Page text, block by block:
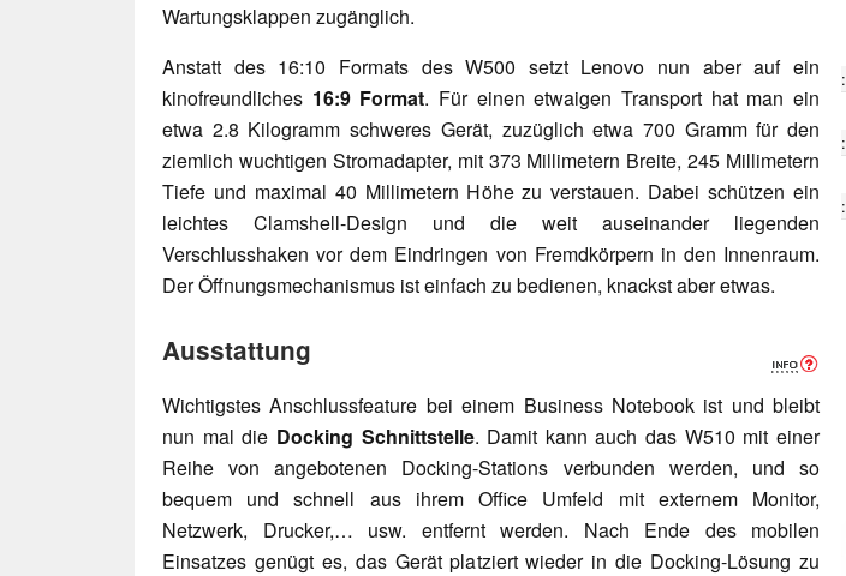
Wartungsklappen zugänglich.
Anstatt des 16:10 Formats des W500 setzt Lenovo nun aber auf ein
kinofreundliches 16:9 Format. Für einen etwaigen Transport hat man ein
etwa 2.8 Kilogramm schweres Gerät, zuzüglich etwa 700 Gramm für den
ziemlich wuchtigen Stromadapter, mit 373 Millimetern Breite, 245 Millimetern
Tiefe und maximal 40 Millimetern Höhe zu verstauen. Dabei schützen ein
leichtes Clamshell-Design und die weit auseinander liegenden
Verschlusshaken vor dem Eindringen von Fremdkörpern in den Innenraum.
Der Öffnungsmechanismus ist einfach zu bedienen, knackst aber etwas.
Ausstattung
Wichtigstes Anschlussfeature bei einem Business Notebook ist und bleibt
nun mal die Docking Schnittstelle. Damit kann auch das W510 mit einer
Reihe von angebotenen Docking-Stations verbunden werden, und so
bequem und schnell aus ihrem Office Umfeld mit externem Monitor,
Netzwerk, Drucker,… usw. entfernt werden. Nach Ende des mobilen
Einsatzes genügt es, das Gerät platziert wieder in die Docking-Lösung zu